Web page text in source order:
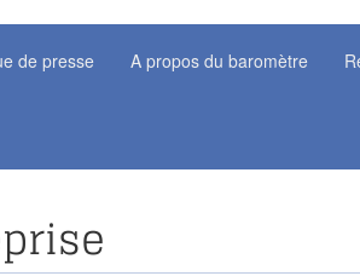
de presse A propos du baromètre